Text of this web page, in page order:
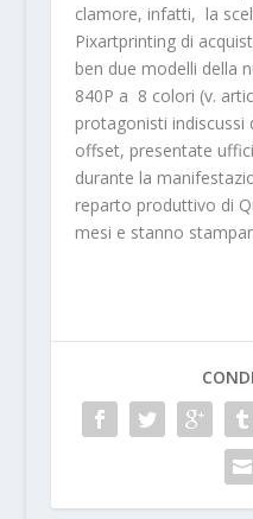
clamore, infatti, la
Pixartprinting di
ben due modelli della
840P a 8 colori (v.
protagonisti indiscussi
offset, presentate
durante la
reparto produttivo di
mesi e stanno